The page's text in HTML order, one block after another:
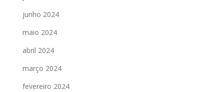
junho 2024
maio 2024
abril 2024
março 2024
fevereiro 2024